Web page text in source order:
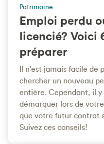
Patrimoine
Emploi perdu
licencié? Voici
préparer
Il n'est jamais facile de
chercher un nouveau
entière. Cependant, il y
démarquer lors de
que votre futur contrat
Suivez ces conseils!